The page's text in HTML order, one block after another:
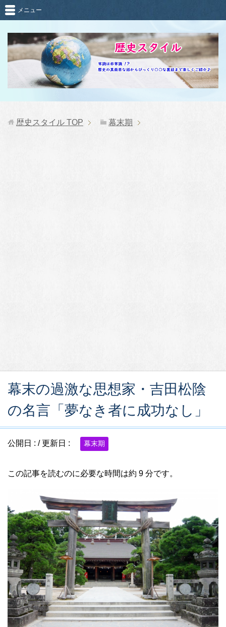
メニュー
歴史スタイル TOP 幕末期
幕末の過激な思想家・吉田松陰
の名言「夢なき者に成功なし」
公開日 : / 更新日 : 幕末期
この記事を読むのに必要な時間は約 9 分です。